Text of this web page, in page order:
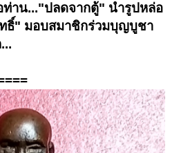
าน..."ปลดจากตู้" นำรูปหล่อ
ธิ์" มอบสมาชิกร่วมบุญบูชา